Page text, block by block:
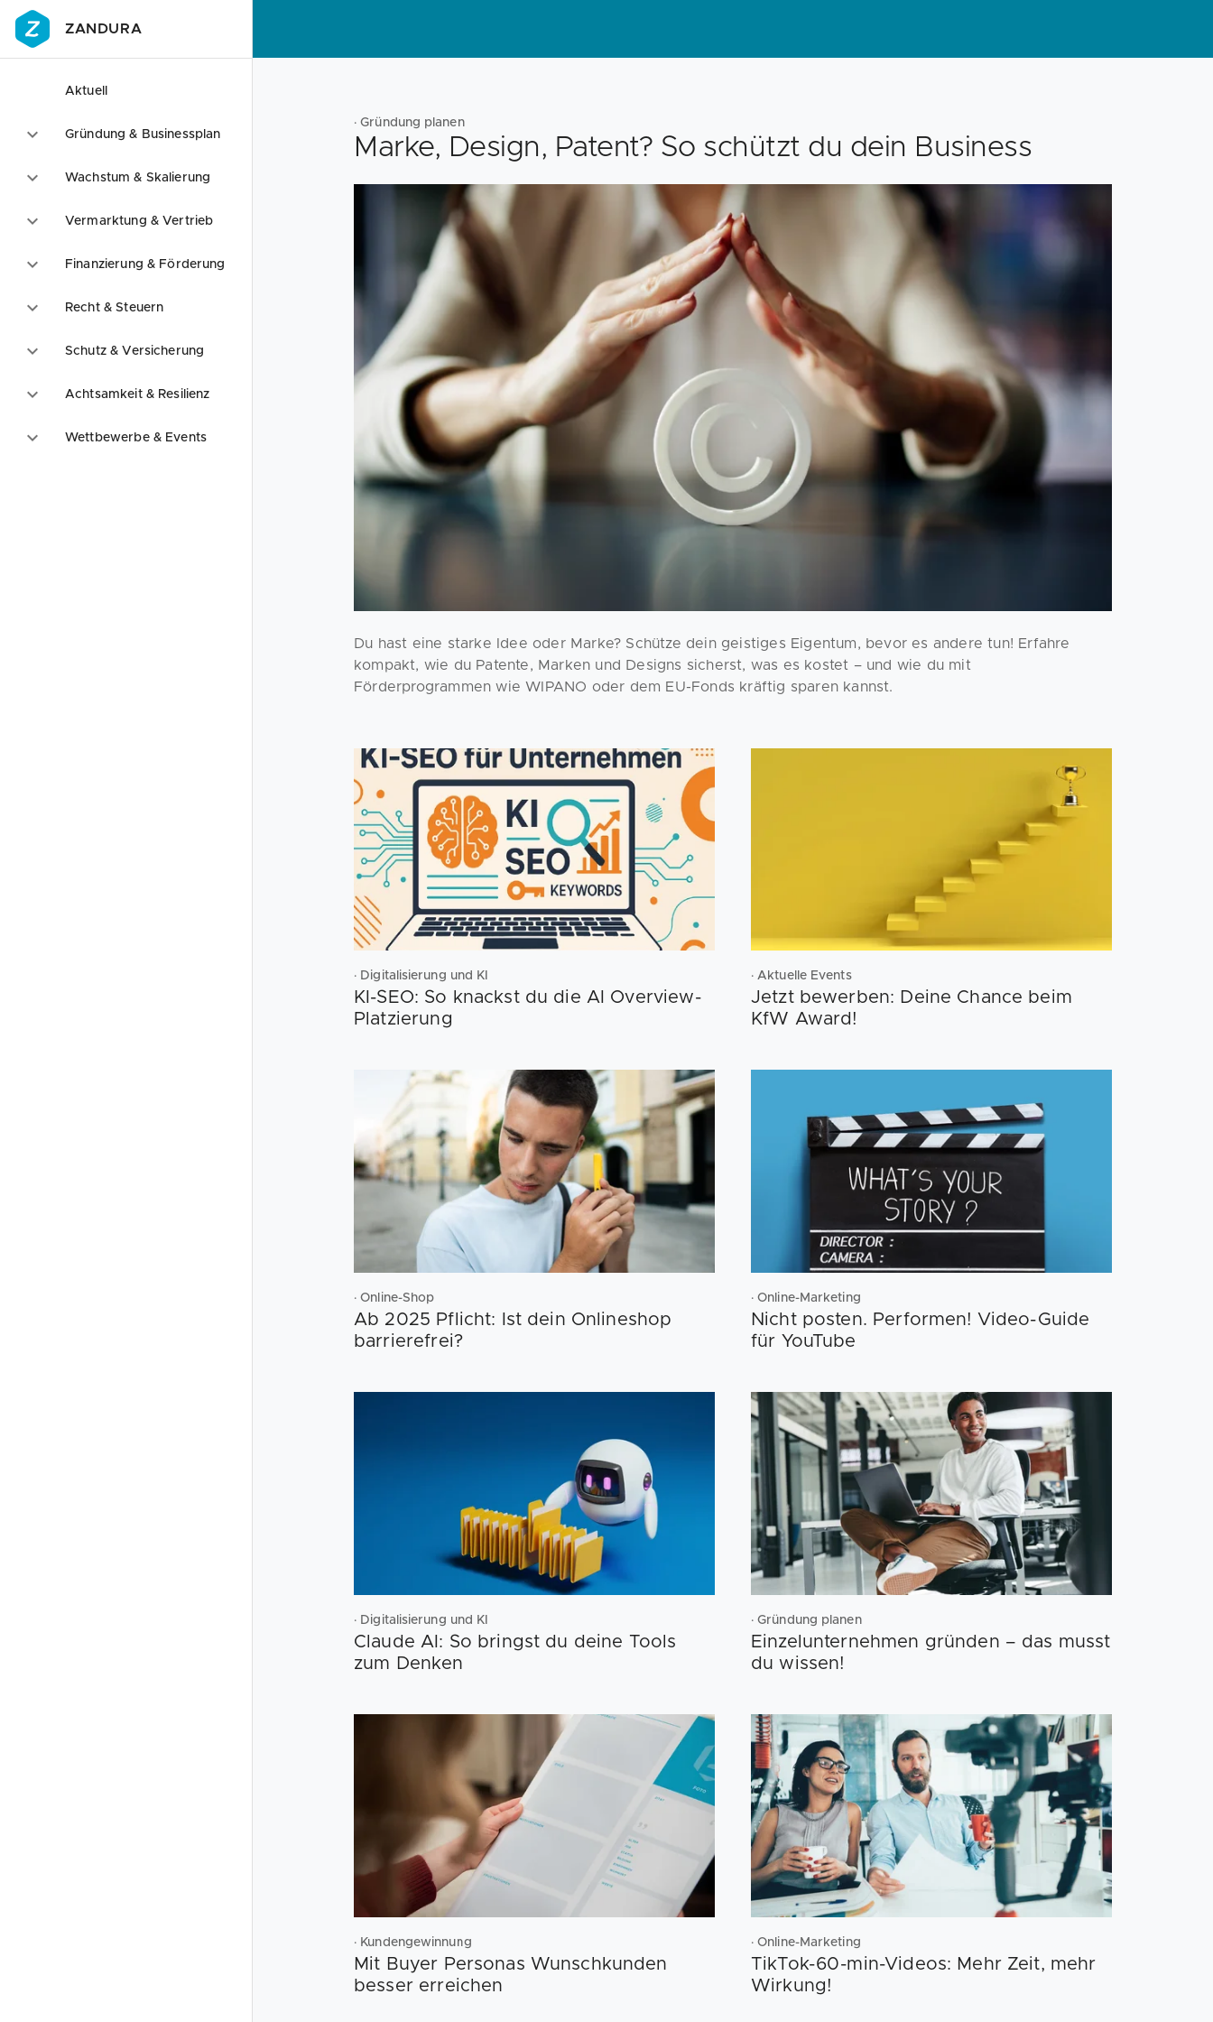
ZANDURA
Aktuell
Gründung & Businessplan
Wachstum & Skalierung
Vermarktung & Vertrieb
Finanzierung & Förderung
Recht & Steuern
Schutz & Versicherung
Achtsamkeit & Resilienz
Wettbewerbe & Events
· Gründung planen
Marke, Design, Patent? So schützt du dein Business
Du hast eine starke Idee oder Marke? Schütze dein geistiges Eigentum, bevor es andere tun! Erfahre
kompakt, wie du Patente, Marken und Designs sicherst, was es kostet – und wie du mit
Förderprogrammen wie WIPANO oder dem EU-Fonds kräftig sparen kannst.
· Digitalisierung und KI
KI-SEO: So knackst du die AI Overview-
Platzierung
· Aktuelle Events
Jetzt bewerben: Deine Chance beim
KfW Award!
· Online-Shop
Ab 2025 Pflicht: Ist dein Onlineshop
barrierefrei?
· Online-Marketing
Nicht posten. Performen! Video-Guide
für YouTube
· Digitalisierung und KI
Claude AI: So bringst du deine Tools
zum Denken
· Gründung planen
Einzelunternehmen gründen – das musst
du wissen!
· Kundengewinnung
Mit Buyer Personas Wunschkunden
besser erreichen
· Online-Marketing
TikTok-60-min-Videos: Mehr Zeit, mehr
Wirkung!